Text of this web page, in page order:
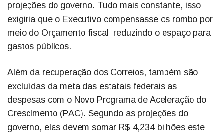
projeções do governo. Tudo mais constante, isso
exigiria que o Executivo compensasse os rombo por
meio do Orçamento fiscal, reduzindo o espaço para
gastos públicos.
Além da recuperação dos Correios, também são
excluídas da meta das estatais federais as
despesas com o Novo Programa de Aceleração do
Crescimento (PAC). Segundo as projeções do
governo, elas devem somar R$ 4,234 bilhões este